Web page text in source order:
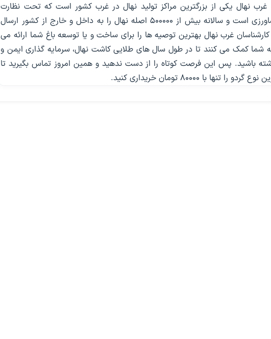
غرب نهال یکی از بزرگترین مراکز تولید نهال در غرب کشور است که تحت نظارت
جهاد کشاورزی است و سالانه بیش از 500000 اصله نهال را به داخل و خارج از کشور ارسال
غرب نهال بهترین توصیه ها را برای ساخت و یا توسعه باغ شما ارائه می
شما کمک می کنند تا در طول سال های طلایی کاشت نهال، سرمایه گذاری ایمن و
باشید. پس این فرصت کوتاه را از دست ندهید و همین امروز تماس بگیرید تا
را تنها با 80000 تومان خریداری کنید.